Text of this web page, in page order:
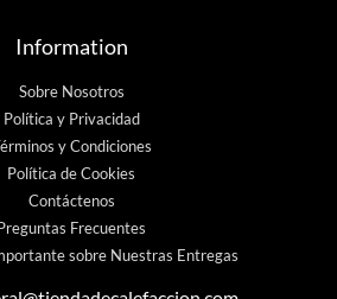
Information
Sobre Nosotros
Política y Privacidad
y Condiciones
Política de Cookies
Contáctenos
Frecuentes
sobre Nuestras Entregas